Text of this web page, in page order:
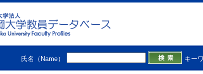
氏名（Name） キー